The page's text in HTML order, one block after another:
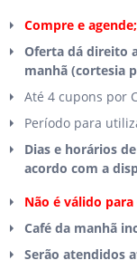
Compre e agende;
Oferta dá direito
manhã (cortesia
Até 4 cupons por
Período para
Dias e horários
acordo com a
Não é válido
Café da manhã
Serão atendidos